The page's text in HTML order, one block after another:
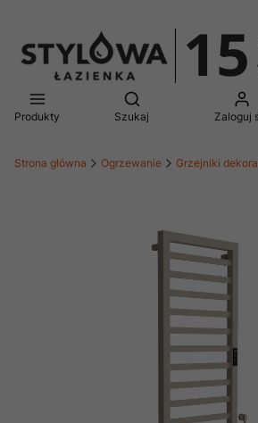
Produkty
Otwórz wyszukiwarkę
Szukaj Zaloguj
Strona główna Ogrzewanie Grzejniki